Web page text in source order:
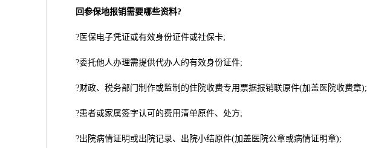
回参保地报销需要哪些资料?
?医保电子凭证或有效身份证件或社保卡;
?委托他人办理需提供代办人的有效身份证件;
?财政、税务部门制作或监制的住院收费专用票据报销联原件(加盖医院收费章);
?患者或家属签字认可的费用清单原件、处方;
?出院病情证明或出院记录、出院小结原件(加盖医院公章或病情证明章);